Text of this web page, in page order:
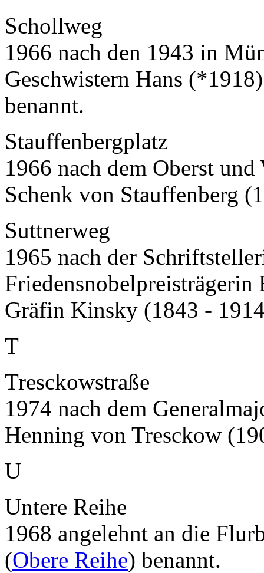
Schollweg
1966 nach den 1943 in
Geschwistern Hans
benannt.
Stauffenbergplatz
1966 nach dem Oberst
Schenk von Stauffenberg
Suttnerweg
1965 nach der
Gräfin Kinsky (1843 -
T
Tresckowstraße
1974 nach dem
Henning von Tresckow
U
Untere Reihe
1968 angelehnt an die
(Obere Reihe) benannt.